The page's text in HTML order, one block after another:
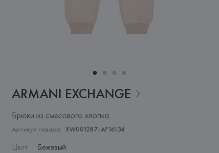
ARMANI EXCHANGE
Брюки из смесового хлопка
Артикул товара: XW001287-AF16134
Цвет: Бежевый